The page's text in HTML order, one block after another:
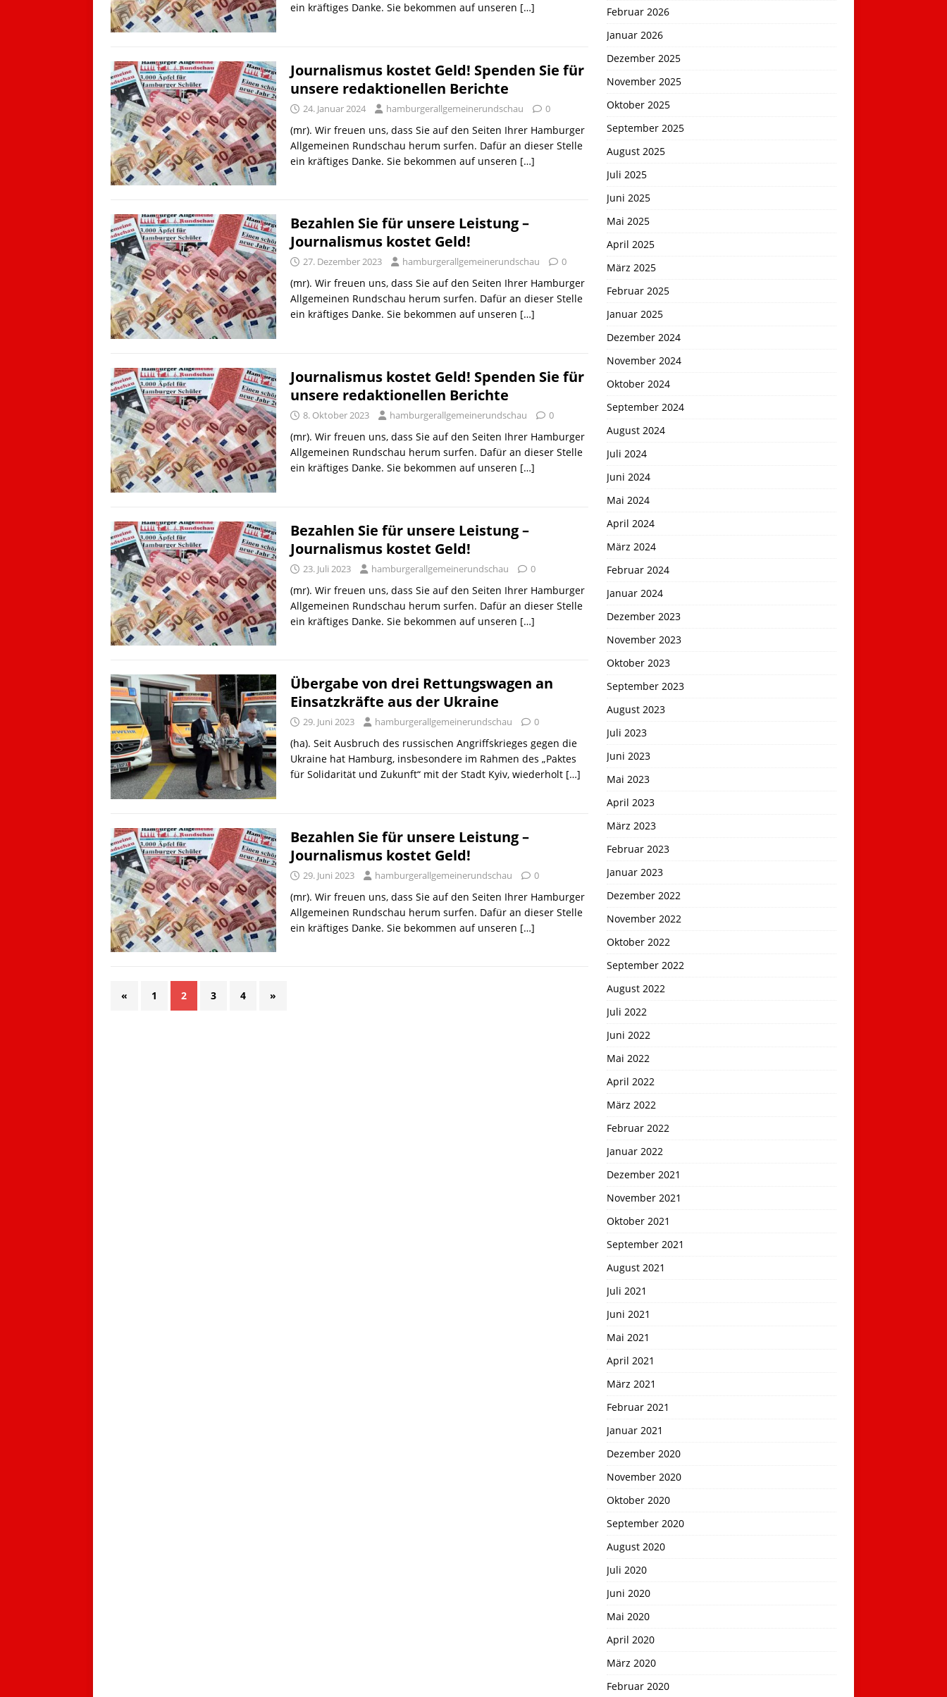
ein kräftiges Danke. Sie bekommen auf unseren […]
Journalismus kostet Geld! Spenden Sie für
unsere redaktionellen Berichte
24. Januar 2024 hamburgerallgemeinerundschau 0
(mr). Wir freuen uns, dass Sie auf den Seiten Ihrer Hamburger
Allgemeinen Rundschau herum surfen. Dafür an dieser Stelle
ein kräftiges Danke. Sie bekommen auf unseren […]
Bezahlen Sie für unsere Leistung –
Journalismus kostet Geld!
27. Dezember 2023 hamburgerallgemeinerundschau 0
(mr). Wir freuen uns, dass Sie auf den Seiten Ihrer Hamburger
Allgemeinen Rundschau herum surfen. Dafür an dieser Stelle
ein kräftiges Danke. Sie bekommen auf unseren […]
Journalismus kostet Geld! Spenden Sie für
unsere redaktionellen Berichte
8. Oktober 2023 hamburgerallgemeinerundschau 0
(mr). Wir freuen uns, dass Sie auf den Seiten Ihrer Hamburger
Allgemeinen Rundschau herum surfen. Dafür an dieser Stelle
ein kräftiges Danke. Sie bekommen auf unseren […]
Bezahlen Sie für unsere Leistung –
Journalismus kostet Geld!
23. Juli 2023 hamburgerallgemeinerundschau 0
(mr). Wir freuen uns, dass Sie auf den Seiten Ihrer Hamburger
Allgemeinen Rundschau herum surfen. Dafür an dieser Stelle
ein kräftiges Danke. Sie bekommen auf unseren […]
Übergabe von drei Rettungswagen an
Einsatzkräfte aus der Ukraine
29. Juni 2023 hamburgerallgemeinerundschau 0
(ha). Seit Ausbruch des russischen Angriffskrieges gegen die
Ukraine hat Hamburg, insbesondere im Rahmen des „Paktes
für Solidarität und Zukunft“ mit der Stadt Kyiv, wiederholt […]
Bezahlen Sie für unsere Leistung –
Journalismus kostet Geld!
29. Juni 2023 hamburgerallgemeinerundschau 0
(mr). Wir freuen uns, dass Sie auf den Seiten Ihrer Hamburger
Allgemeinen Rundschau herum surfen. Dafür an dieser Stelle
ein kräftiges Danke. Sie bekommen auf unseren […]
« 1 2 3 4 »
Februar 2026
Januar 2026
Dezember 2025
November 2025
Oktober 2025
September 2025
August 2025
Juli 2025
Juni 2025
Mai 2025
April 2025
März 2025
Februar 2025
Januar 2025
Dezember 2024
November 2024
Oktober 2024
September 2024
August 2024
Juli 2024
Juni 2024
Mai 2024
April 2024
März 2024
Februar 2024
Januar 2024
Dezember 2023
November 2023
Oktober 2023
September 2023
August 2023
Juli 2023
Juni 2023
Mai 2023
April 2023
März 2023
Februar 2023
Januar 2023
Dezember 2022
November 2022
Oktober 2022
September 2022
August 2022
Juli 2022
Juni 2022
Mai 2022
April 2022
März 2022
Februar 2022
Januar 2022
Dezember 2021
November 2021
Oktober 2021
September 2021
August 2021
Juli 2021
Juni 2021
Mai 2021
April 2021
März 2021
Februar 2021
Januar 2021
Dezember 2020
November 2020
Oktober 2020
September 2020
August 2020
Juli 2020
Juni 2020
Mai 2020
April 2020
März 2020
Februar 2020